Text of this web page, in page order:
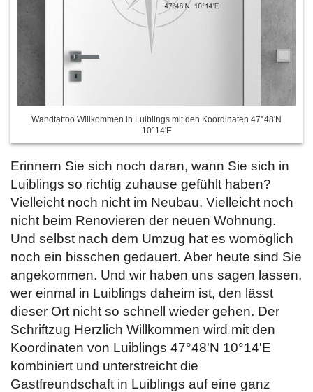
Wandtattoo Willkommen in Luiblings mit den Koordinaten 47°48'N
10°14'E
Erinnern Sie sich noch daran, wann Sie sich in
Luiblings so richtig zuhause gefühlt haben?
Vielleicht noch nicht im Neubau. Vielleicht noch
nicht beim Renovieren der neuen Wohnung.
Und selbst nach dem Umzug hat es womöglich
noch ein bisschen gedauert. Aber heute sind Sie
angekommen. Und wir haben uns sagen lassen,
wer einmal in Luiblings daheim ist, den lässt
dieser Ort nicht so schnell wieder gehen. Der
Schriftzug Herzlich Willkommen wird mit den
Koordinaten von Luiblings 47°48'N 10°14'E
kombiniert und unterstreicht die
Gastfreundschaft in Luiblings auf eine ganz